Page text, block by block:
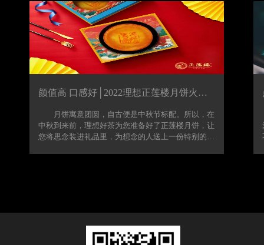
颜值高 口感好│2022理想正莲楼月饼火热预定中~
月饼寓意团圆，自古便是中秋节标配。所以，在
中秋到来前，理想好茶为您准备好了正莲楼月饼，让
您将思念装进礼品里，为想念的人送上一份特别的惊